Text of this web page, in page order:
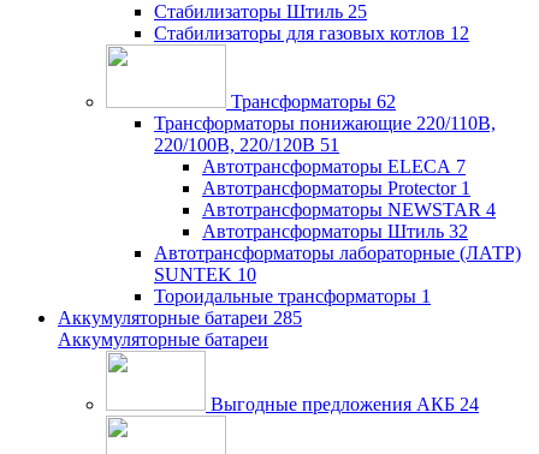
Стабилизаторы Штиль 25
Стабилизаторы для газовых котлов 12
Трансформаторы 62
Трансформаторы понижающие 220/110В,
220/100В, 220/120В 51
Автотрансформаторы ELECA 7
Автотрансформаторы Protector 1
Автотрансформаторы NEWSTAR 4
Автотрансформаторы Штиль 32
Автотрансформаторы лабораторные (ЛАТР)
SUNTEK 10
Тороидальные трансформаторы 1
Аккумуляторные батареи 285
Аккумуляторные батареи
Выгодные предложения АКБ 24